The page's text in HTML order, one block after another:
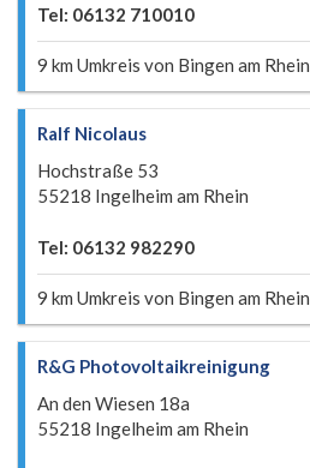
Tel: 06132 710010
9 km Umkreis von Bingen am Rhein
Ralf Nicolaus
Hochstraße 53
55218 Ingelheim am Rhein
Tel: 06132 982290
9 km Umkreis von Bingen am Rhein
R&G Photovoltaikreinigung
An den Wiesen 18a
55218 Ingelheim am Rhein